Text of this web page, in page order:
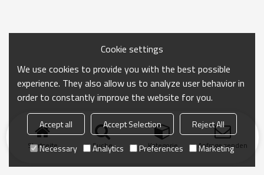
Startseite Suche Kategorie Anfrage senden
Cookie settings
We use cookies to provide you with the best possible
experience. They also allow us to analyze user behavior in
order to constantly improve the website for you.
Accept all Accept Selection
Reject All
Necessary
Analytics Preferences Marketing